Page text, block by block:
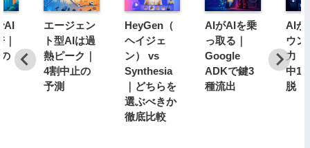
AI
エージェン
ト型AIは過
熱ピーク｜
4割中止の
予測
HeyGen（
ヘイジェ
ン） vs
Synthesia
｜どちらを
選ぶべきか
徹底比較
AIがAIを乗
っ取る｜
Google
ADKで鍵3
種流出
AIが
ウン
力｜
中19
脱